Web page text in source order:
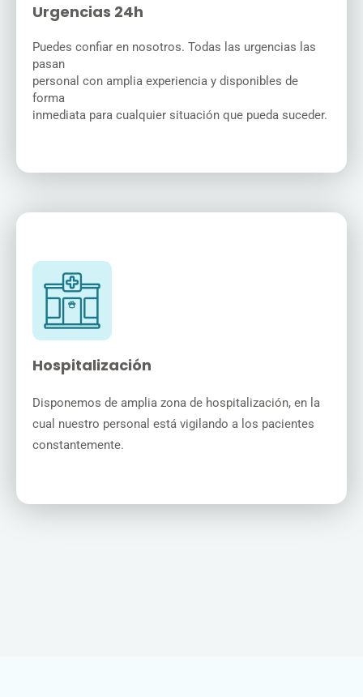
Urgencias 24h
Puedes confiar en nosotros. Todas las urgencias las
pasan
personal con amplia experiencia y disponibles de
forma
inmediata para cualquier situación que pueda suceder.
Hospitalización
Disponemos de amplia zona de hospitalización, en la
cual nuestro personal está vigilando a los pacientes
constantemente.